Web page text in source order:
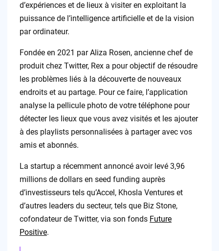
d’expériences et de lieux à visiter en exploitant la
puissance de l’intelligence artificielle et de la vision
par ordinateur.
Fondée en 2021 par Aliza Rosen, ancienne chef de
produit chez Twitter, Rex a pour objectif de résoudre
les problèmes liés à la découverte de nouveaux
endroits et au partage. Pour ce faire, l’application
analyse la pellicule photo de votre téléphone pour
détecter les lieux que vous avez visités et les ajouter
à des playlists personnalisées à partager avec vos
amis et abonnés.
La startup a récemment annoncé avoir levé 3,96
millions de dollars en seed funding auprès
d’investisseurs tels qu’Accel, Khosla Ventures et
d’autres leaders du secteur, tels que Biz Stone,
cofondateur de Twitter, via son fonds Future
Positive.